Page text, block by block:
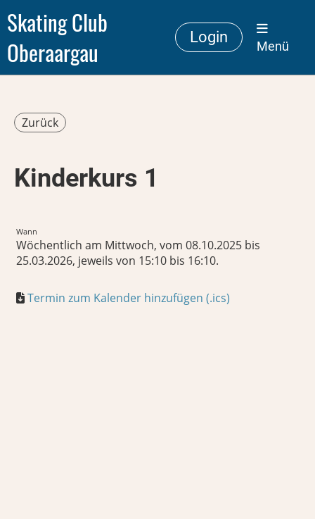
Skating Club
Oberaargau
Login
Menü
Zurück
Kinderkurs 1
Wann
Wöchentlich am Mittwoch, vom 08.10.2025 bis
25.03.2026, jeweils von 15:10 bis 16:10.
Termin zum Kalender hinzufügen (.ics)